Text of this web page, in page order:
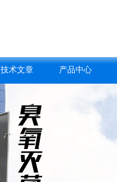
技术文章 产品中心